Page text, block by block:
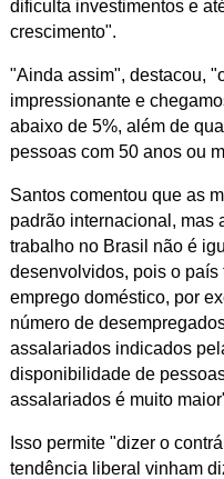
dificulta investimentos e
crescimento".
"Ainda assim", destacou,
impressionante e
abaixo de 5%, além de
pessoas com 50 anos ou
Santos comentou que as
padrão internacional, mas
trabalho no Brasil não é
desenvolvidos, pois o
emprego doméstico, por
número de
assalariados indicados
disponibilidade de
assalariados é muito
Isso permite "dizer o
tendência liberal vinham